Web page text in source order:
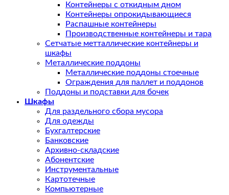
Контейнеры с откидным дном
Контейнеры опрокидывающиеся
Распашные контейнеры
Производственные контейнеры и тара
Сетчатые метталлические контейнеры и
шкафы
Металлические поддоны
Металлические поддоны стоечные
Ограждения для паллет и поддонов
Поддоны и подставки для бочек
Шкафы
Для раздельного сбора мусора
Для одежды
Бухгалтерские
Банковские
Архивно-складские
Абонентские
Инструментальные
Картотечные
Компьютерные